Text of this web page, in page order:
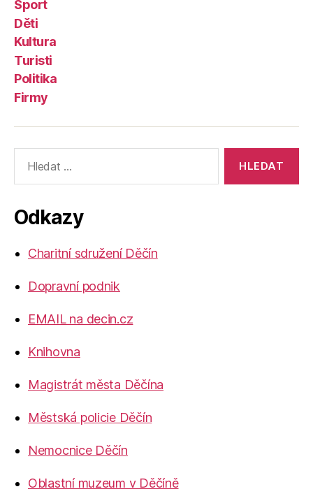
Sport
Děti
Kultura
Turisti
Politika
Firmy
vyhledávání:
Odkazy
Charitní sdružení Děčín
Dopravní podnik
EMAIL na decin.cz
Knihovna
Magistrát města Děčína
Městská policie Děčín
Nemocnice Děčín
Oblastní muzeum v Děčíně